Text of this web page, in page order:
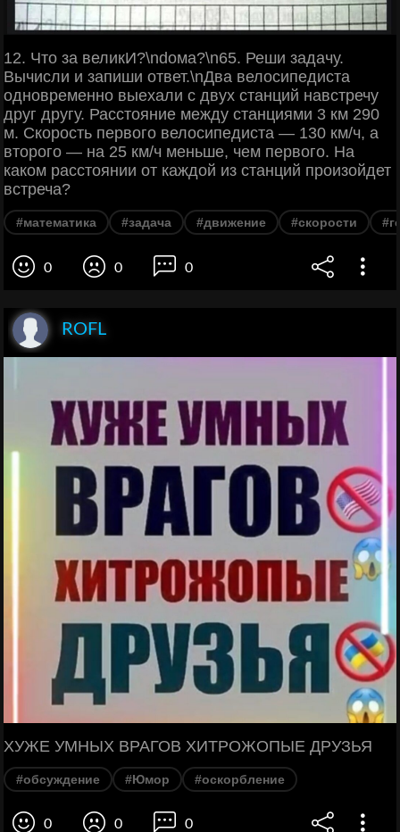
12. Что за великИ?\ndома?\n65. Реши задачу.
Вычисли и запиши ответ.\nДва велосипедиста
одновременно выехали с двух станций навстречу
друг другу. Расстояние между станциями 3 км 290
м. Скорость первого велосипедиста — 130 км/ч, а
второго — на 25 км/ч меньше, чем первого. На
каком расстоянии от каждой из станций произойдет
встреча?
#математика #задача #движение #скорости
0 0 0
ROFL
ХУЖЕ УМНЫХ ВРАГОВ ХИТРОЖОПЫЕ ДРУЗЬЯ
#обсуждение #Юмор #оскорбление
0 0 0